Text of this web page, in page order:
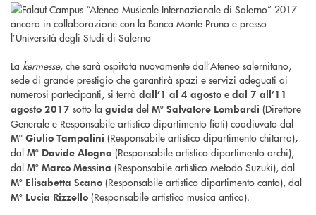
La kermesse, che sarà ospitata nuovamente dall’Ateneo salernitano,
sede di grande prestigio che garantirà spazi e servizi adeguati ai
numerosi partecipanti, si terrà dall’1 al 4 agosto e dal 7 all’11
agosto 2017 sotto la guida del M° Salvatore Lombardi (Direttore
Generale e Responsabile artistico dipartimento fiati) coadiuvato dal
M° Giulio Tampalini (Responsabile artistico dipartimento chitarra),
dal M° Davide Alogna (Responsabile artistico dipartimento archi),
dal M° Marco Messina (Responsabile artistico Metodo Suzuki), dal
M° Elisabetta Scano (Responsabile artistico dipartimento canto), dal
M° Lucia Rizzello (Responsabile artistico musica antica).